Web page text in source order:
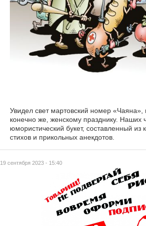
19 сентября 2023 - 15:40
Увидел свет мартовский номер «Чаяна»,
конечно же, женскому празднику. Наших читательниц ждёт
юмористический букет, составленный из
стихов и прикольных анекдотов.